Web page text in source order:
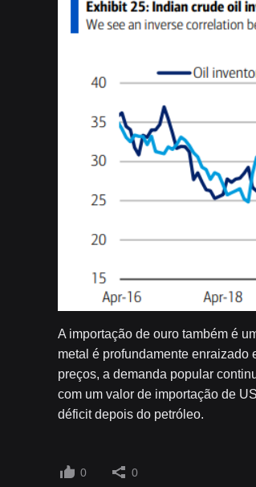
A importação de ouro também é
metal é profundamente enraizado
preços, a demanda popular
com um valor de importação de
déficit depois do petróleo.
0 0